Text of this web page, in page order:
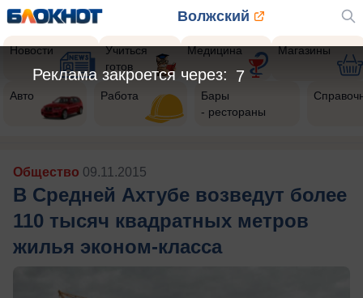
Волжский
Новости
Учиться
готов
Медицина Магазины
Авто Работа
Бары
- рестораны
Общество 09.11.2015
В Средней Ахтубе возведут более
110 тысяч квадратных метров
жилья эконом-класса
5
Реклама закроется через: